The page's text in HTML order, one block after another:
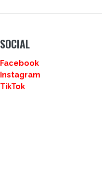
SOCIAL
Facebook
Instagram
TikTok